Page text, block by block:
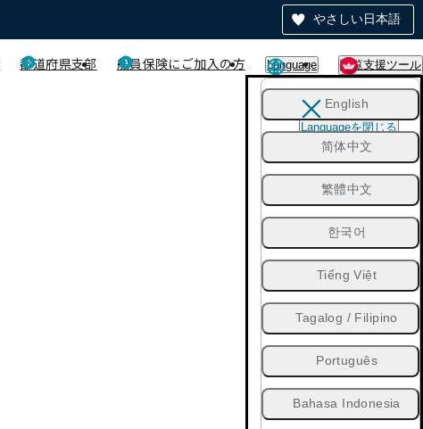
やさしい日本語
都道府県支部 船員保険にご加入の方 Language 閲覧支援ツール
English
简体中文
繁體中文
한국어
Tiếng Việt
Tagalog / Filipino
Português
Bahasa Indonesia
Languageを閉じる